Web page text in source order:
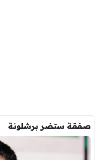
صفقة ستضر برشلونة